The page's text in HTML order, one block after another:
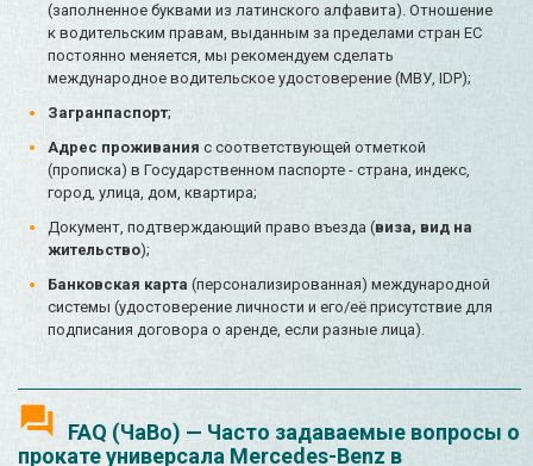
(заполненное буквами из латинского алфавита). Отношение
к водительским правам, выданным за пределами стран ЕС
постоянно меняется, мы рекомендуем сделать
международное водительское удостоверение (МВУ, IDP);
Загранпаспорт;
Адрес проживания с соответствующей отметкой
(прописка) в Государственном паспорте - страна, индекс,
город, улица, дом, квартира;
Документ, подтверждающий право въезда (виза, вид на
жительство);
Банковская карта (персонализированная) международной
системы (удостоверение личности и его/её присутствие для
подписания договора о аренде, если разные лица).
FAQ (ЧаВо) — Часто задаваемые вопросы о
прокате универсала Mercedes-Benz в